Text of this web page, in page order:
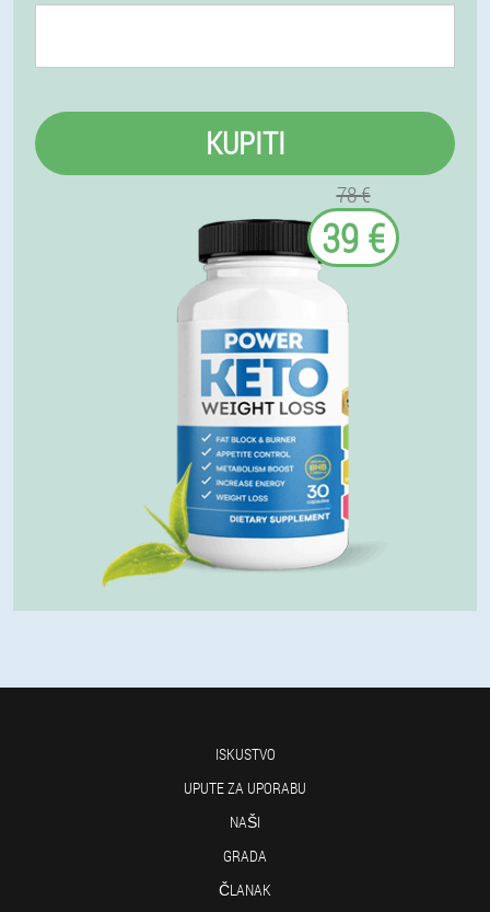
KUPITI
78 €
39 €
ISKUSTVO
UPUTE ZA UPORABU
NAŠI
GRADA
ČLANAK